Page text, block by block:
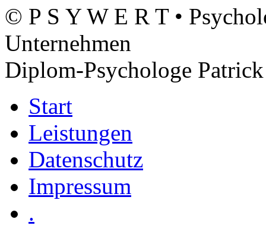
© P S Y W E R T •
Unternehmen
Diplom-Psychologe
Start
Leistungen
Datenschutz
Impressum
.